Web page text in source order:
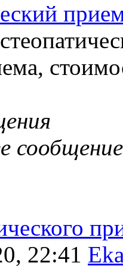
сообщение
22:41